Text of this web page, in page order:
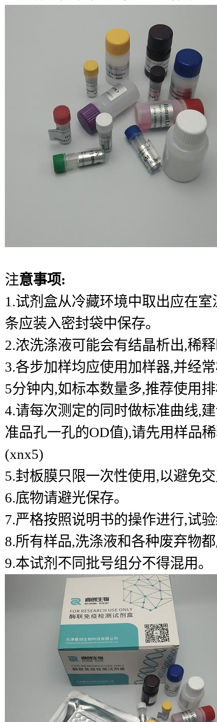
注意事项:
1.试剂盒从冷藏环境中取出应在
条应装入密封袋中保存。
2.浓洗涤液可能会有结晶析出,稀
3.各步加样均应使用加样器,并经
5分钟内,如标本数量多,推荐使用
4.请每次测定的同时做标准曲线,
准品孔一孔的OD值),请先用样品
(xnx5)
5.封板膜只限一次性使用,以避免
6.底物请避光保存。
7.严格按照说明书的操作进行,试
8.所有样品,洗涤液和各种废弃物
9.本试剂不同批号组分不得混用。